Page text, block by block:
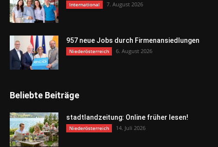
International 7. August 2026
957 neue Jobs durch Firmenansiedlungen
Niederösterreich 6. August 2026
Beliebte Beiträge
stadtlandzeitung: Online früher lesen!
Niederösterreich 14. Juli 2026